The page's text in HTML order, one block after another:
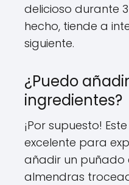
delicioso durante
hecho, tiende a
siguiente.
¿Puedo
ingredientes?
¡Por supuesto!
excelente para
añadir un puñado
almendras